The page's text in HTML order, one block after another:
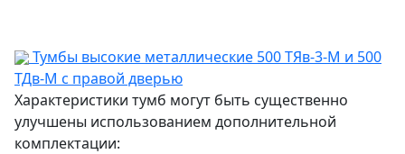
Тумбы высокие металлические 500 ТЯв-3-М и 500
ТДв-М с правой дверью
Характеристики тумб могут быть существенно
улучшены использованием дополнительной
комплектации: